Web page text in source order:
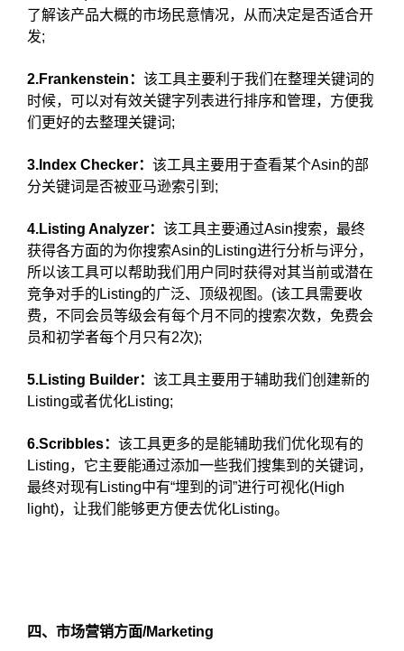
了解该产品大概的市场民意情况，从而决定是否适合开
发;
2.Frankenstein： 该工具主要利于我们在整理关键词的
时候，可以对有效关键字列表进行排序和管理，方便我
们更好的去整理关键词;
3.Index Checker： 该工具主要用于查看某个Asin的部
分关键词是否被亚马逊索引到;
4.Listing Analyzer： 该工具主要通过Asin搜索，最终
获得各方面的为你搜索Asin的Listing进行分析与评分，
所以该工具可以帮助我们用户同时获得对其当前或潜在
竞争对手的Listing的广泛、顶级视图。(该工具需要收
费，不同会员等级会有每个月不同的搜索次数，免费会
员和初学者每个月只有2次);
5.Listing Builder： 该工具主要用于辅助我们创建新的
Listing或者优化Listing;
6.Scribbles： 该工具更多的是能辅助我们优化现有的
Listing，它主要能通过添加一些我们搜集到的关键词，
最终对现有Listing中有“埋到的词”进行可视化(High
light)，让我们能够更方便去优化Listing。
四、市场营销方面/Marketing